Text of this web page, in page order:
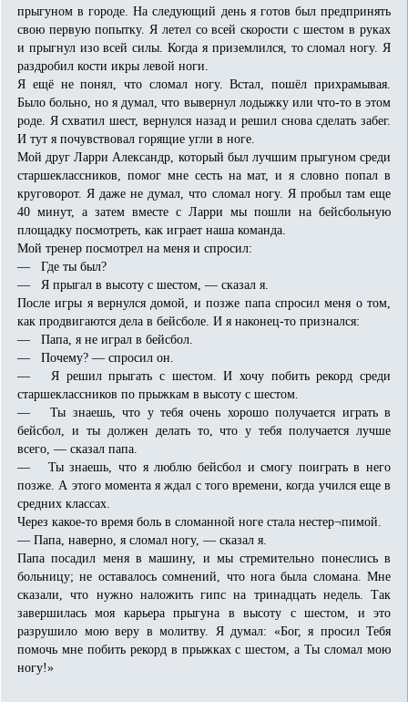
прыгуном в городе. На следующий день я готов был предпринять
свою первую попытку. Я летел со всей скорости с шестом в руках
и прыгнул изо всей силы. Когда я приземлился, то сломал ногу. Я
раздробил кости икры левой ноги.
Я ещё не понял, что сломал ногу. Встал, пошёл прихрамывая.
Было больно, но я думал, что вывернул лодыжку или что-то в этом
роде. Я схватил шест, вернулся назад и решил снова сделать забег.
И тут я почувствовал горящие угли в ноге.
Мой друг Ларри Александр, который был лучшим прыгуном среди
старшеклассников, помог мне сесть на мат, и я словно попал в
круговорот. Я даже не думал, что сломал ногу. Я пробыл там еще
40 минут, а затем вместе с Ларри мы пошли на бейсбольную
площадку посмотреть, как играет наша команда.
Мой тренер посмотрел на меня и спросил:
— Где ты был?
— Я прыгал в высоту с шестом, — сказал я.
После игры я вернулся домой, и позже папа спросил меня о том,
как продвигаются дела в бейсболе. И я наконец-то признался:
— Папа, я не играл в бейсбол.
— Почему? — спросил он.
— Я решил прыгать с шестом. И хочу побить рекорд среди
старшеклассников по прыжкам в высоту с шестом.
— Ты знаешь, что у тебя очень хорошо получается играть в
бейсбол, и ты должен делать то, что у тебя получается лучше
всего, — сказал папа.
— Ты знаешь, что я люблю бейсбол и смогу поиграть в него
позже. А этого момента я ждал с того времени, когда учился еще в
средних классах.
Через какое-то время боль в сломанной ноге стала нестер¬пимой.
— Папа, наверно, я сломал ногу, — сказал я.
Папа посадил меня в машину, и мы стремительно понеслись в
больницу; не оставалось сомнений, что нога была сломана. Мне
сказали, что нужно наложить гипс на тринадцать недель. Так
завершилась моя карьера прыгуна в высоту с шестом, и это
разрушило мою веру в молитву. Я думал: «Бог, я просил Тебя
помочь мне побить рекорд в прыжках с шестом, а Ты сломал мою
ногу!»